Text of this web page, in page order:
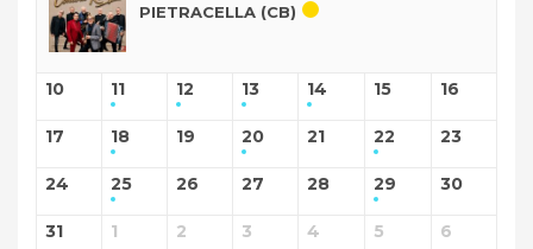
PIETRACELLA (CB)
10 11 12 13 14 15 16
17 18 19 20 21 22 23
24 25 26 27 28 29 30
31 1 2 3 4 5 6